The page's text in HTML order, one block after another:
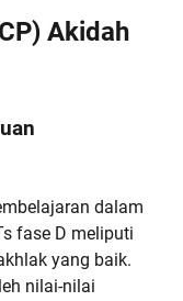
Akidah
dalam
fase D meliputi
yang baik.
nilai-nilai